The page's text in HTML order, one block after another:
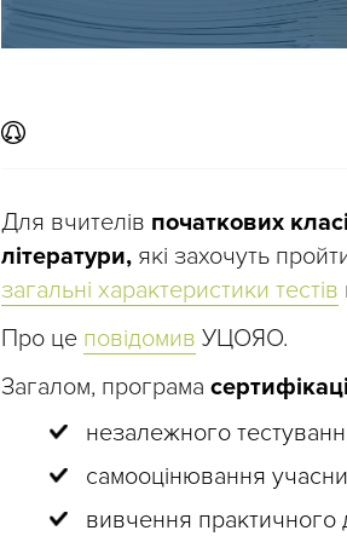
Для вчителів початкових
літератури, які захочуть
загальні характеристики тестів
Про це повідомив УЦОЯО.
Загалом, програма
незалежного
самооцінювання
вивчення практичного